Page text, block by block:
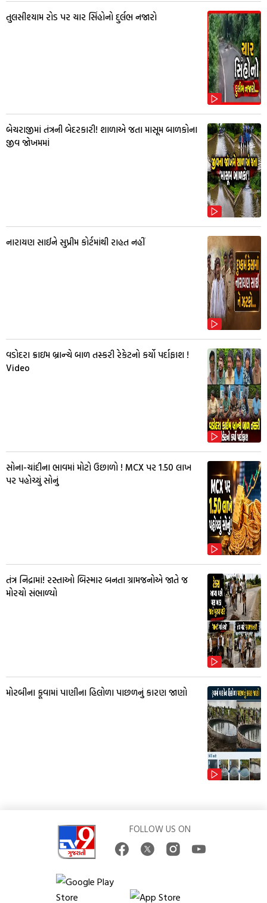
તુલસીશ્યામ રોડ પર ચાર સિંહોનો દુર્લભ નજારો
બેચરાજીમાં તંત્રની બેદરકારી! શાળાએ જતા માસૂમ બાળકોના
જીવ જોખમમાં
નારાયણ સાઈને સુપ્રીમ કોર્ટમાંથી રાહત નહીં
વડોદરા ક્રાઇમ બ્રાન્ચે બાળ તસ્કરી રેકેટનો કર્યો પર્દાફાશ !
Video
સોના-ચાંદીના ભાવમાં મોટો ઉછાળો ! MCX પર ₹1.50 લાખ
પર પહોચ્યું સોનું
તંત્ર નિદ્રામાં! રસ્તાઓ બિસ્માર બનતા ગ્રામજનોએ જાતે જ
મોરચો સંભાળ્યો
મોરબીના કૂવામાં પાણીના હિલોળા પાછળનું કારણ જાણો
FOLLOW US ON